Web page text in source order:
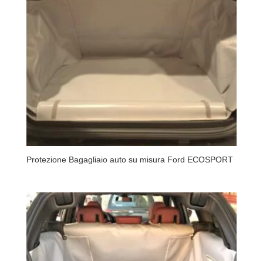
Protezione Bagagliaio auto su misura Ford ECOSPORT